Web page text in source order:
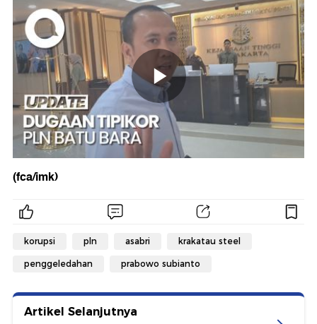
(fca/imk)
korupsi pln asabri krakatau steel
penggeledahan prabowo subianto
Artikel Selanjutnya